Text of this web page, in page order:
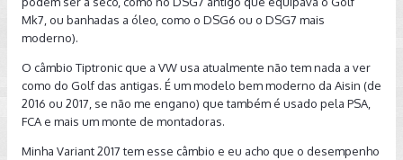
Mk7, ou banhadas a óleo, como o DSG6 ou o DSG7 mais
moderno).
O câmbio Tiptronic que a VW usa atualmente não tem nada a ver
como do Golf das antigas. É um modelo bem moderno da Aisin (de
2016 ou 2017, se não me engano) que também é usado pela PSA,
FCA e mais um monte de montadoras.
Minha Variant 2017 tem esse câmbio e eu acho que o desempenho